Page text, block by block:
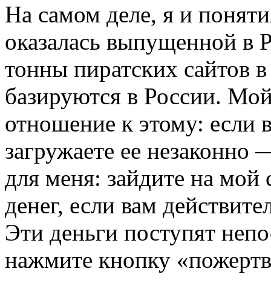
На самом деле, я и
оказалась выпущенной в
тонны пиратских сайтов
базируются в России.
отношение к этому:
загружаете ее
для меня: зайдите на мой
денег, если вам
Эти деньги поступят
нажмите кнопку